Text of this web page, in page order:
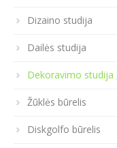
Dizaino studija
Dailės studija
Dekoravimo studija
Žūklės būrelis
Diskgolfo būrelis